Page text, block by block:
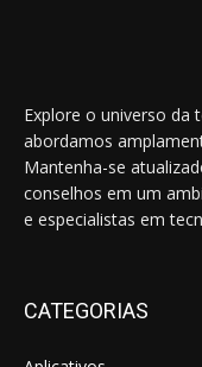
Explore o universo da
abordamos
Mantenha-se
conselhos em um
e especialistas em
CATEGORIAS